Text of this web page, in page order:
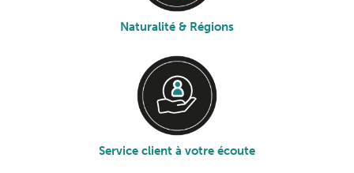
Naturalité & Régions
Service client à votre écoute